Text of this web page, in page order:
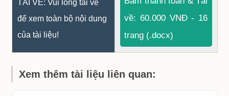
TẢI VỀ: Vui lòng tải về
để xem toàn bộ nội dung
của tài liệu!
về: 60.000 VNĐ - 16
trang (.docx)
Xem thêm tài liệu liên quan: